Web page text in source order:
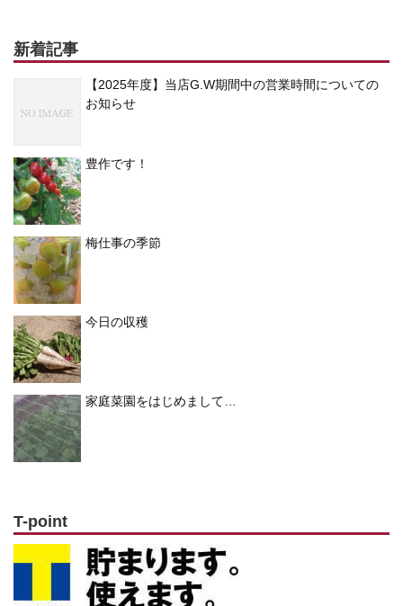
新着記事
【2025年度】当店G.W期間中の営業時間についての
お知らせ
豊作です！
梅仕事の季節
今日の収穫
家庭菜園をはじめまして…
T-point